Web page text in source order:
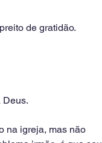
de gratidão.
Deus.
na igreja, mas não